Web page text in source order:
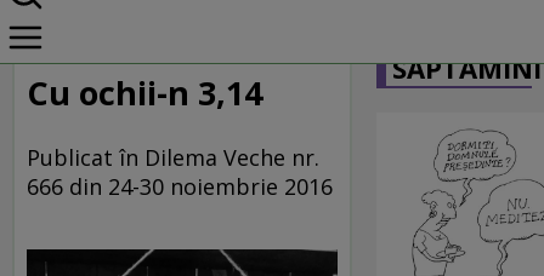
Home
Societate
LA SINGULAR ȘI LA PLURAL
Cu ochii-n 3,14
Publicat în Dilema Veche nr.
666 din 24-30 noiembrie 2016